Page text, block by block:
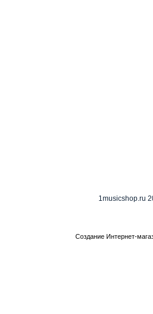
1musicshop.ru
Создание Интернет-